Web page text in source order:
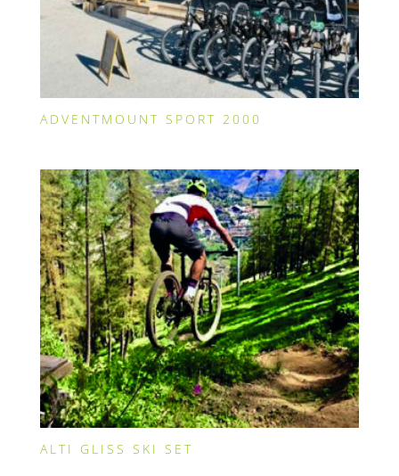
ADVENTMOUNT SPORT 2000
ALTI GLISS SKI SET